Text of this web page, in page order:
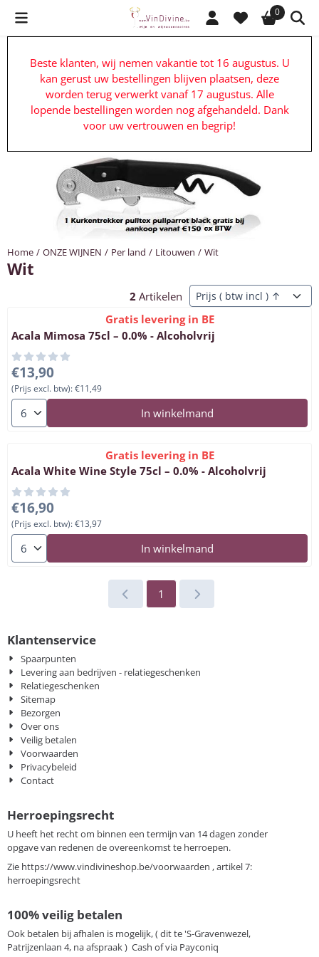
Cookievoorkeuren zijn beschikbaar. Kies instellingen of sta alle
0
Beste klanten, wij nemen vakantie tot 16 augustus. U
kan gerust uw bestellingen blijven plaatsen, deze
worden terug verwerkt vanaf 17 augustus. Alle
lopende bestellingen worden nog afgehandeld. Dank
voor uw vertrouwen en begrip!
Home / ONZE WIJNEN / Per land / Litouwen / Wit
Wit
2 Artikelen Sorteermethode
Gratis levering in BE
Acala Mimosa 75cl – 0.0% - Alcoholvrij
Prijs: 13,90, exclusief btw: 11,49
€13,90
(Prijs excl. btw):€11,49
Aantal kiezen voor Acala Mimosa 75cl – 0.0% - Alcoholvrij
In winkelmand
Gratis levering in BE
Acala White Wine Style 75cl – 0.0% - Alcoholvrij
Prijs: 16,90, exclusief btw: 13,97
€16,90
(Prijs excl. btw):€13,97
Aantal kiezen voor Acala White Wine Style 75cl – 0.0% -
In winkelmand
1
Klantenservice
Spaarpunten
Levering aan bedrijven - relatiegeschenken
Relatiegeschenken
Sitemap
Bezorgen
Over ons
Veilig betalen
Voorwaarden
Privacybeleid
Contact
Herroepingsrecht
U heeft het recht om binnen een termijn van 14 dagen zonder
opgave van redenen de overeenkomst te herroepen.
Zie https://www.vindivineshop.be/voorwaarden , artikel 7:
herroepingsrecht
100% veilig betalen
Ook betalen bij afhalen is mogelijk, ( dit te 'S-Gravenwezel,
Patrijzenlaan 4, na afspraak ) Cash of via Payconiq